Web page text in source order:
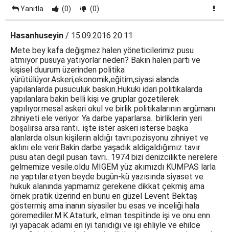
Yanıtla (0) (0)
Hasanhuseyin / 15.09.2016 20:11
Mete bey kafa değişmez halen yöneticilerimiz pusu
atmıyor pusuya yatıyorlar neden? Bakın halen parti ve
kişisel duurum üzerinden politika
yürütülüyor.Askeri,ekonomik,eğitim,siyasi alanda
yapılanlarda pusuculuk baskın.Hukuki idari politikalarda
yapılanlara bakin belli kişi ve gruplar gözetilerek
yapılıyor.mesal askeri okul ve birlik politikalarının argümanı
zihniyeti ele veriyor. Ya darbe yaparlarsa.. birliklerin yeri
boşalırsa arsa rantı.. işte ister askeri isterse başka
alanlarda olsun kişilerin aldığı tavrı.pozisyonu zihniyet ve
aklını ele verir.Bakin darbe yaşadık aldigaldığımız tavır
pusu atan degil pusan tavrı.. 1974 bizi denizcilikte nerelere
gelmemize vesile.oldu MIGEM yüz akımızdı KUMPAS larla
ne yaptılar.etyen beyde bugün-kü yazısında siyaset ve
hukuk alanında yapmamız gerekene dikkat çekmiş ama
örnek pratik üzerind en bunu en güzel Levent Bektaş
göstermiş ama inanın siyasiler bu esas ve inceliği hala
göremediler.M.K.Ataturk, elman tespitinde işi ve onu enn
iyi yapacak adami en iyi tanıdığı ve işi ehliyle ve ehilce